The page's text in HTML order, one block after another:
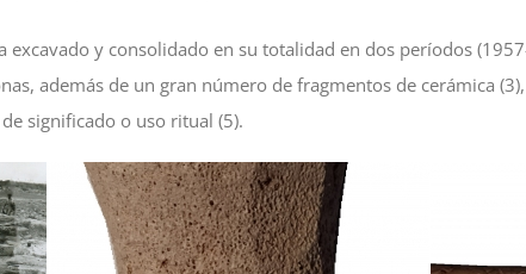
excavado y consolidado en su totalidad en dos períodos
además de un gran número de fragmentos de cerámica
significado o uso ritual (5).